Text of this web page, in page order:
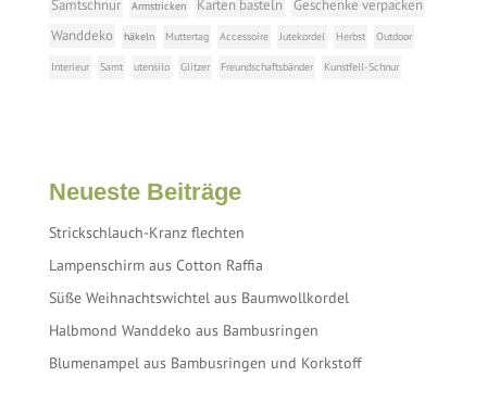
Samtschnur
Armstricken Karten basteln
Geschenke verpacken
Wanddeko
häkeln Muttertag Accessoire Jutekordel Herbst Outdoor
Interieur Samt utensilo Glitzer Freundschaftsbänder Kunstfell-Schnur
Neueste Beiträge
Strickschlauch-Kranz flechten
Lampenschirm aus Cotton Raffia
Süße Weihnachtswichtel aus Baumwollkordel
Halbmond Wanddeko aus Bambusringen
Blumenampel aus Bambusringen und Korkstoff